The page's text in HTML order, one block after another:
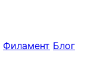
Филамент Блог